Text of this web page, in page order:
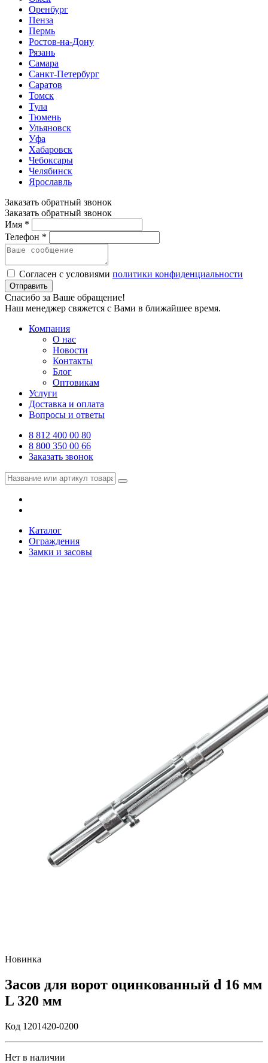
Оренбург
Пенза
Пермь
Ростов-на-Дону
Рязань
Самара
Санкт-Петербург
Саратов
Томск
Тула
Тюмень
Ульяновск
Уфа
Хабаровск
Чебоксары
Челябинск
Ярославль
Заказать обратный звонок
Заказать обратный звонок
Имя *
Телефон *
Согласен с условиями политики конфиденциальности
Отправить
Спасибо за Ваше обращение!
Наш менеджер свяжется с Вами в ближайшее время.
Компания
О нас
Новости
Контакты
Блог
Оптовикам
Услуги
Доставка и оплата
Вопросы и ответы
8 812 400 00 80
8 800 350 00 66
Заказать звонок
Каталог
Ограждения
Замки и засовы
Новинка
Засов для ворот оцинкованный d 16 мм
L 320 мм
Код 1201420-0200
Нет в наличии